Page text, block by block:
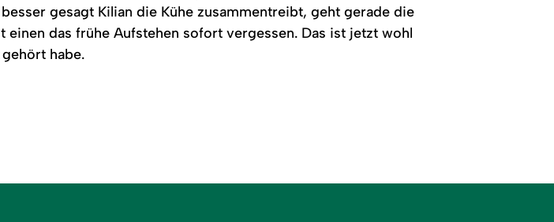
gesagt Kilian die Kühe zusammentreibt, geht gerade die
das frühe Aufstehen sofort vergessen. Das ist jetzt wohl
habe.